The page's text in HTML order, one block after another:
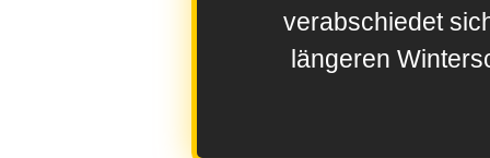
verabschiedet
längeren